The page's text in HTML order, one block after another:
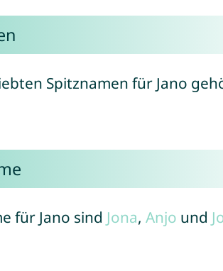
Spitznamen für Jano
für Jano sind Jona, Anjo und